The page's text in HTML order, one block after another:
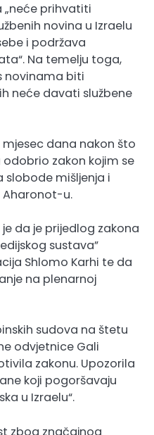
„neće prihvatiti
novina u Izraelu
i podržava
Na temelju toga,
novinama biti
neće davati službene
dana nakon što
zakon kojim se
mišljenja i
Aharonot-u.
da je prijedlog zakona
sustava”
Shlomo Karhi te da
na plenarnoj
sudova na štetu
odvjetnice Gali
zakonu. Upozorila
koji pogoršavaju
u Izraelu“.
zbog značajnog